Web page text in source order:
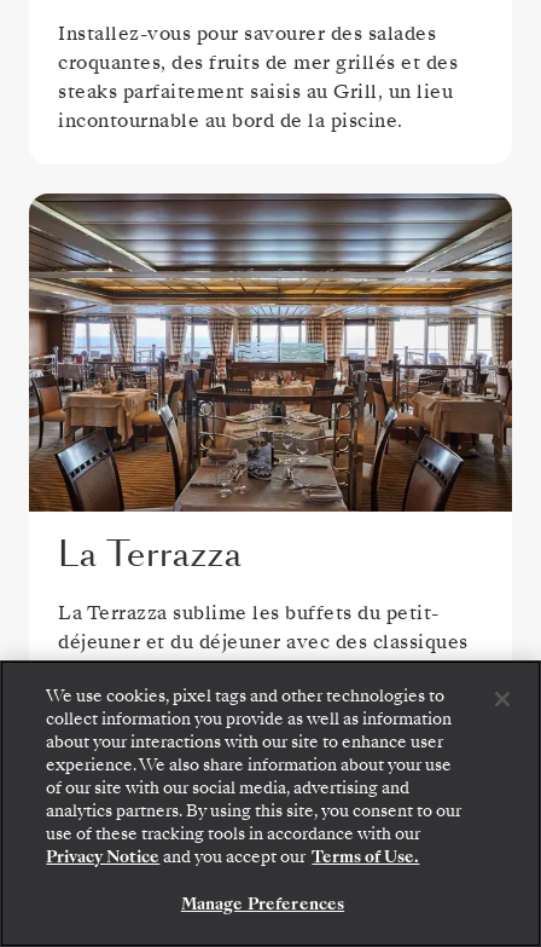
Installez-vous pour savourer des salades
croquantes, des fruits de mer grillés et des
steaks parfaitement saisis au Grill, un lieu
incontournable au bord de la piscine.
La Terrazza
La Terrazza sublime les buffets du petit-
déjeuner et du déjeuner avec des classiques
préparés à des stands de cuisine en direct.
Plus tard, des pâtes faites maison, des fruits
de mer et de grands vins donnent le ton d’un
dîner italien parfait.
VOIR TOUTES LES OPTIONS DE RESTAURATION
Montez à bord : choisissez votre suite et consultez
les tarifs et les prestations incluses avant de
confirmer votre voyage avec Silversea en toute
sécurité.
RÉSERVEZ VOTRE SUITE
We use cookies, pixel tags and other technologies to
collect information you provide as well as information
about your interactions with our site to enhance user
experience. We also share information about your use
of our site with our social media, advertising and
analytics partners. By using this site, you consent to our
use of these tracking tools in accordance with our
Privacy Notice and you accept our Terms of Use.
Manage Preferences